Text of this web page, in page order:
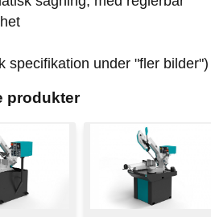
specifikation under "fler bilder")
produkter